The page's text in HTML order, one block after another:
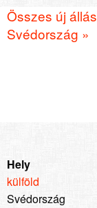
Összes új állás
Svédország »
Hely
külföld
Svédország